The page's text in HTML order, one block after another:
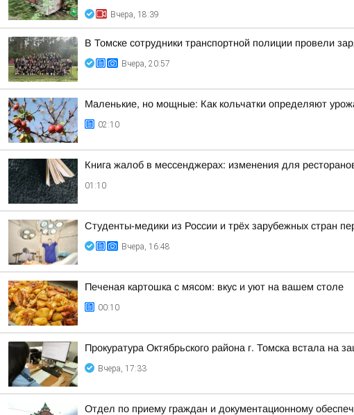
Вчера, 18:39
В Томске сотрудники транспортной полиции провели
Вчера, 20:57
Маленькие, но мощные: Как кольчатки определяют
02:10
Книга жалоб в мессенджерах: изменения для
01:10
Студенты-медики из России и трёх зарубежных стран
Вчера, 16:48
Печеная картошка с мясом: вкус и уют на вашем столе
00:10
Прокуратура Октябрьского района г. Томска встала на
Вчера, 17:33
Отдел по приему граждан и документационному